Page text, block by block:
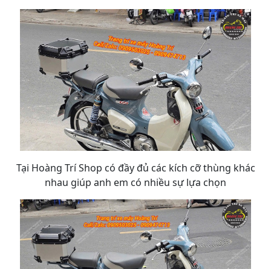
Tại Hoàng Trí Shop có đầy đủ các kích cỡ thùng khác
nhau giúp anh em có nhiều sự lựa chọn